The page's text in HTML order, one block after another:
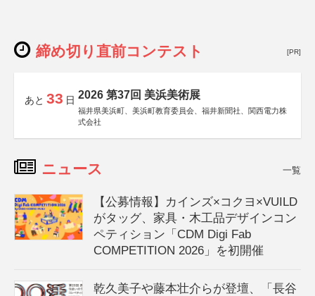
締め切り直前コンテスト [PR]
あと 33 日 2026 第37回 美浜美術展
福井県美浜町、美浜町教育委員会、福井新聞社、関西電力株
式会社
ニュース 一覧
【公募情報】カインズ×コクヨ×VUILD
がタッグ、家具・木工品デザインコン
ペティション「CDM Digi Fab
COMPETITION 2026」を初開催
乾久美子や藤本壮介らが登壇、「長谷